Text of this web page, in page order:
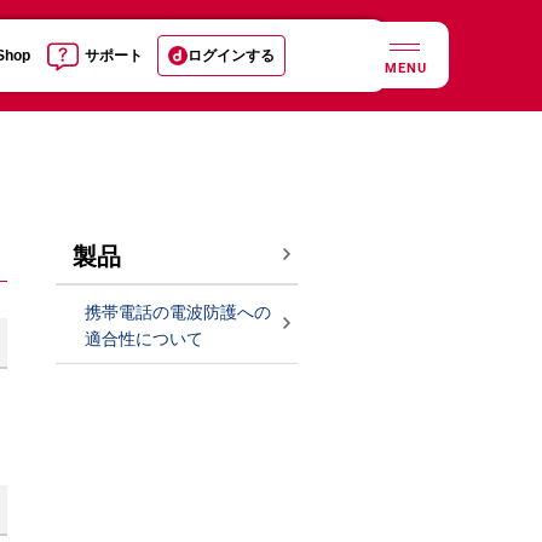
サポート ログインする
MENU
製品
携帯電話の電波防護への
適合性について